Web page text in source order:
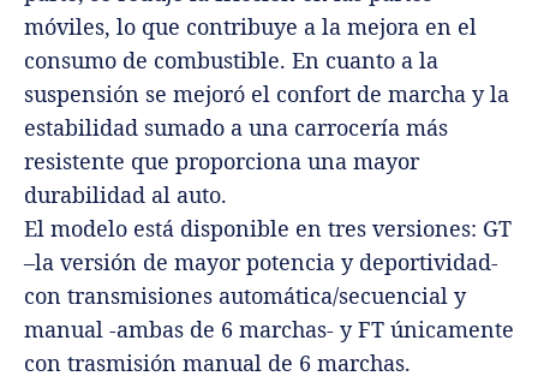
móviles, lo que contribuye a la mejora en el
consumo de combustible. En cuanto a la
suspensión se mejoró el confort de marcha y la
estabilidad sumado a una carrocería más
resistente que proporciona una mayor
durabilidad al auto.
El modelo está disponible en tres versiones: GT
–la versión de mayor potencia y deportividad-
con transmisiones automática/secuencial y
manual -ambas de 6 marchas- y FT únicamente
con trasmisión manual de 6 marchas.